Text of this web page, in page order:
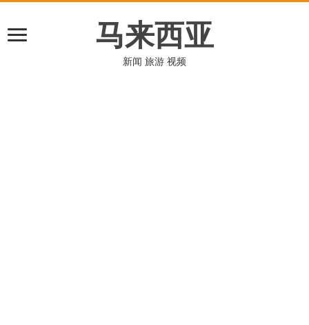
马来西亚
新闻 旅游 视频